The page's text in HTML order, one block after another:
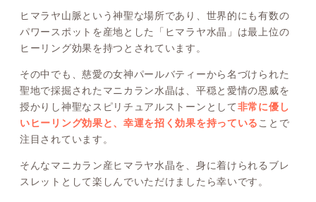
ヒマラヤ山脈という神聖な場所であり、世界的にも有数の
パワースポットを産地とした「ヒマラヤ水晶」は最上位の
ヒーリング効果を持つとされています。
その中でも、慈愛の女神パールバティーから名づけられた
聖地で採掘されたマニカラン水晶は、平穏と愛情の恩威を
授かりし神聖なスピリチュアルストーンとして非常に優し
いヒーリング効果と、幸運を招く効果を持っている ことで
注目されています。
そんなマニカラン産ヒマラヤ水晶を、身に着けられるブレ
スレットとして楽しんでいただけましたら幸いです。